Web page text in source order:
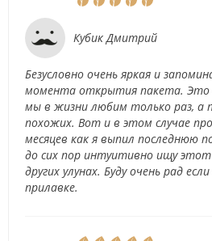
Кубик Дмитрий
Безусловно очень яркая и
момента открытия пакета. Это
мы в жизни любим только раз, а
похожих. Вот и в этом случае
месяцев как я выпил последнюю
до сих пор интуитивно ищу
других улунах. Буду очень рад
прилавке.